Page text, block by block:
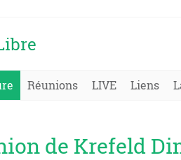
Réunions LIVE Liens
de Krefeld